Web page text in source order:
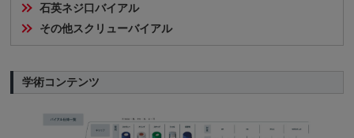
石英ネジ口バイアル
その他スクリューバイアル
学術コンテンツ